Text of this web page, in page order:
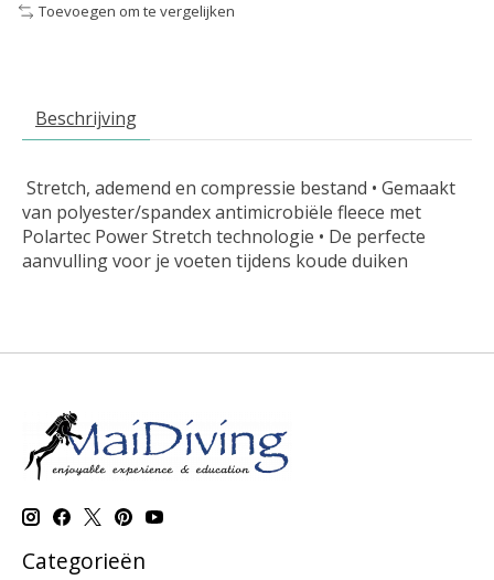
Toevoegen om te vergelijken
Beschrijving
Stretch, ademend en compressie bestand • Gemaakt
van polyester/spandex antimicrobiële fleece met
Polartec Power Stretch technologie • De perfecte
aanvulling voor je voeten tijdens koude duiken
Categorieën